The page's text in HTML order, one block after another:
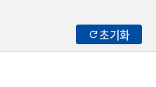
초기화